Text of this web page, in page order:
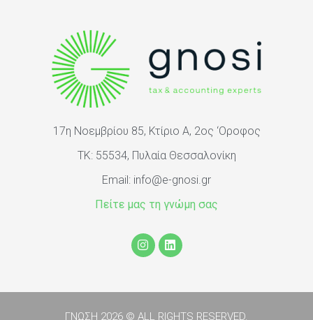
17η Νοεμβρίου 85, Κτίριο Α, 2ος ‘Oροφος
ΤΚ: 55534, Πυλαία Θεσσαλονίκη
Email: info@e-gnosi.gr
Πείτε μας τη γνώμη σας
ΓΝΩΣΗ 2026 © ALL RIGHTS RESERVED.